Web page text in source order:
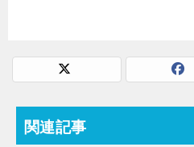
関連記事